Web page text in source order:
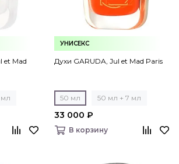
et Mad
УНИСЕКС
Духи GARUDA, Jul et Mad Paris
50 мл 50 мл + 7 мл
33 000 ₽
В корзину